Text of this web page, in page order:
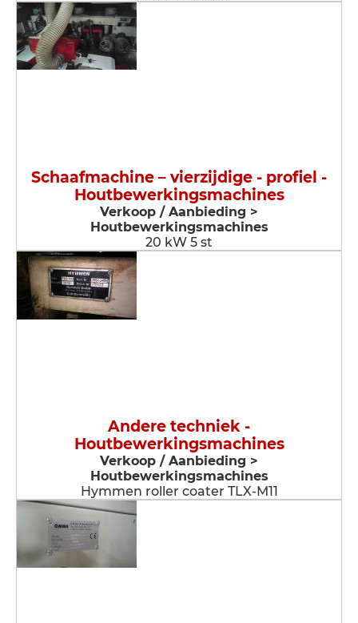
Schaafmachine – vierzijdige - profiel -
Houtbewerkingsmachines
Verkoop / Aanbieding >
Houtbewerkingsmachines
20 kW 5 st
Andere techniek -
Houtbewerkingsmachines
Verkoop / Aanbieding >
Houtbewerkingsmachines
Hymmen roller coater TLX-M11